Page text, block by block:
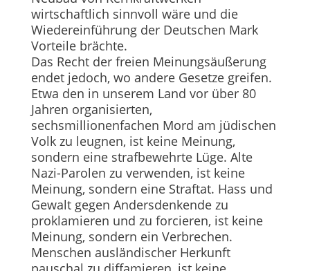
wirtschaftlich sinnvoll wäre und die
Wiedereinführung der Deut­­schen Mark
Vorteile brächte.
Das Recht der freien Meinungsäußerung
endet jedoch, wo andere Gesetze greifen.
Etwa den in unserem Land vor über 80
Jahren organisierten,
sechsmillionenfachen Mord am jüdischen
Volk zu leugnen, ist keine Meinung,
sondern eine strafbewehrte Lüge. Alte
Nazi-Parolen zu verwenden, ist keine
Meinung, sondern eine Straftat. Hass und
Gewalt gegen Andersdenkende zu
proklamieren und zu forcieren, ist keine
Meinung, sondern ein Verbrechen.
Menschen ausländischer Herkunft